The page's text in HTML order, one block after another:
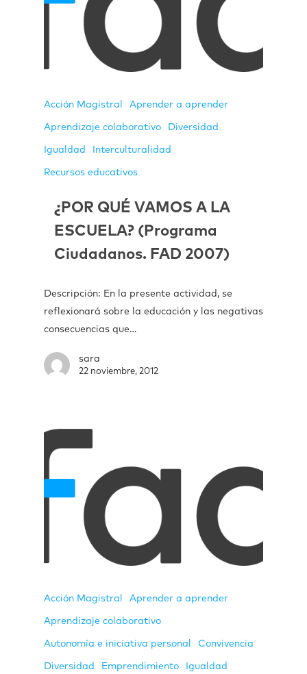
Acción Magistral Aprender a aprender
Aprendizaje colaborativo Diversidad
Igualdad Interculturalidad
Recursos educativos
¿POR QUÉ VAMOS A LA
ESCUELA? (Programa
Ciudadanos. FAD 2007)
Descripción: En la presente actividad, se
reflexionará sobre la educación y las negativas
consecuencias que…
sara
22 noviembre, 2012
Acción Magistral Aprender a aprender
Aprendizaje colaborativo
Autonomía e iniciativa personal Convivencia
Diversidad Emprendimiento Igualdad